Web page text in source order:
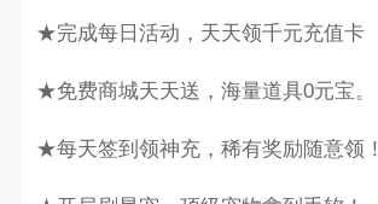
★完成每日活动，天天领千元充值卡
★免费商城天天送，海量道具0元宝。
★每天签到领神充，稀有奖励随意领！